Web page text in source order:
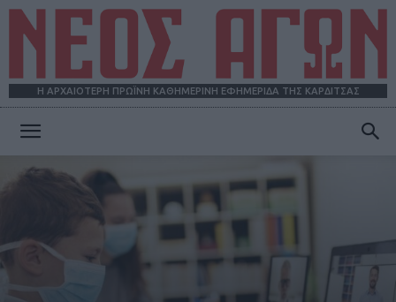
Η ΑΡΧΑΙΟΤΕΡΗ ΠΡΩΪΝΗ ΚΑΘΗΜΕΡΙΝΗ ΕΦΗΜΕΡΙΔΑ ΤΗΣ ΚΑΡΔΙΤΣΑΣ